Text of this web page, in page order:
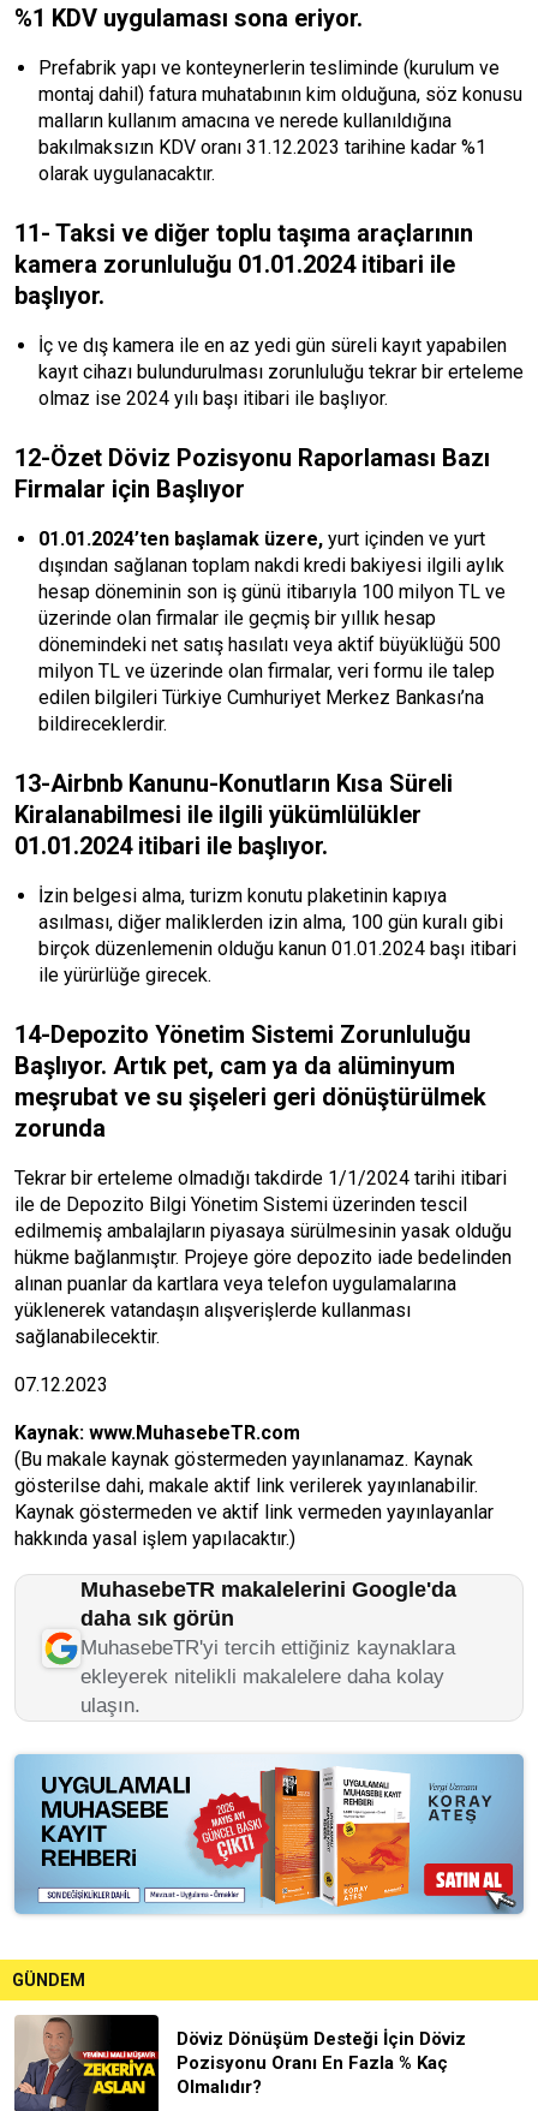
%1 KDV uygulaması sona eriyor.
Prefabrik yapı ve konteynerlerin tesliminde (kurulum ve
montaj dahil) fatura muhatabının kim olduğuna, söz konusu
malların kullanım amacına ve nerede kullanıldığına
bakılmaksızın KDV oranı 31.12.2023 tarihine kadar %1
olarak uygulanacaktır.
11- Taksi ve diğer toplu taşıma araçlarının
kamera zorunluluğu 01.01.2024 itibari ile
başlıyor.
İç ve dış kamera ile en az yedi gün süreli kayıt yapabilen
kayıt cihazı bulundurulması zorunluluğu tekrar bir erteleme
olmaz ise 2024 yılı başı itibari ile başlıyor.
12-Özet Döviz Pozisyonu Raporlaması Bazı
Firmalar için Başlıyor
01.01.2024’ten başlamak üzere, yurt içinden ve yurt
dışından sağlanan toplam nakdi kredi bakiyesi ilgili aylık
hesap döneminin son iş günü itibarıyla 100 milyon TL ve
üzerinde olan firmalar ile geçmiş bir yıllık hesap
dönemindeki net satış hasılatı veya aktif büyüklüğü 500
milyon TL ve üzerinde olan firmalar, veri formu ile talep
edilen bilgileri Türkiye Cumhuriyet Merkez Bankası’na
bildireceklerdir.
13-Airbnb Kanunu-Konutların Kısa Süreli
Kiralanabilmesi ile ilgili yükümlülükler
01.01.2024 itibari ile başlıyor.
İzin belgesi alma, turizm konutu plaketinin kapıya
asılması, diğer maliklerden izin alma, 100 gün kuralı gibi
birçok düzenlemenin olduğu kanun 01.01.2024 başı itibari
ile yürürlüğe girecek.
14-Depozito Yönetim Sistemi Zorunluluğu
Başlıyor. Artık pet, cam ya da alüminyum
meşrubat ve su şişeleri geri dönüştürülmek
zorunda
Tekrar bir erteleme olmadığı takdirde 1/1/2024 tarihi itibari
ile de Depozito Bilgi Yönetim Sistemi üzerinden tescil
edilmemiş ambalajların piyasaya sürülmesinin yasak olduğu
hükme bağlanmıştır. Projeye göre depozito iade bedelinden
alınan puanlar da kartlara veya telefon uygulamalarına
yüklenerek vatandaşın alışverişlerde kullanması
sağlanabilecektir.
07.12.2023
Kaynak: www.MuhasebeTR.com
(Bu makale kaynak göstermeden yayınlanamaz. Kaynak
gösterilse dahi, makale aktif link verilerek yayınlanabilir.
Kaynak göstermeden ve aktif link vermeden yayınlayanlar
hakkında yasal işlem yapılacaktır.)
MuhasebeTR makalelerini Google'da
daha sık görün
MuhasebeTR'yi tercih ettiğiniz kaynaklara
ekleyerek nitelikli makalelere daha kolay
ulaşın.
GÜNDEM
Döviz Dönüşüm Desteği İçin Döviz
Pozisyonu Oranı En Fazla % Kaç
Olmalıdır?